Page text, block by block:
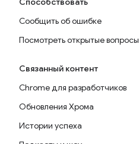
Сообщить об ошибке
Посмотреть открытые вопросы
Связанный контент
Chrome для разработчиков
Обновления Хрома
Истории успеха